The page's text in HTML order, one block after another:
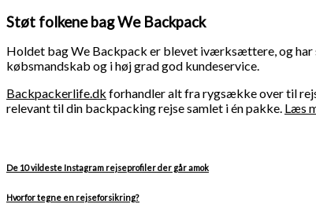
Støt folkene bag We Backpack
Holdet bag We Backpack er blevet iværksættere, og
købsmandskab og i høj grad god kundeservice.
Backpackerlife.dk forhandler alt fra rygsække over til
relevant til din backpacking rejse samlet i én pakke. Læs
De 10 vildeste Instagram rejseprofiler der går amok
Hvorfor tegne en rejseforsikring?